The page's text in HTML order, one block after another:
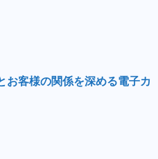
お客様の関係を深める電子カ